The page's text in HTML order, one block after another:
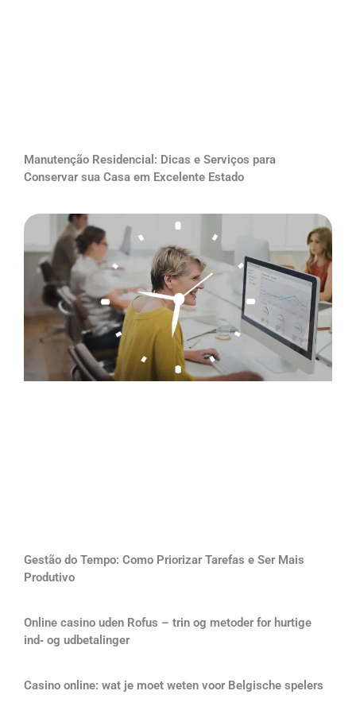
Manutenção Residencial: Dicas e Serviços para
Conservar sua Casa em Excelente Estado
Gestão do Tempo: Como Priorizar Tarefas e Ser Mais
Produtivo
Online casino uden Rofus – trin og metoder for hurtige
ind‑ og udbetalinger
Casino online: wat je moet weten voor Belgische spelers